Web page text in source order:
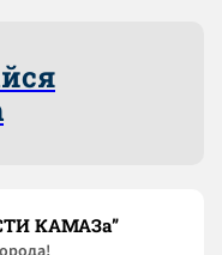
КАМАЗа”